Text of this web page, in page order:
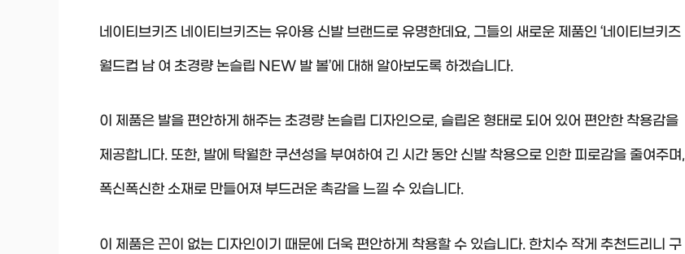
네이티브키즈 네이티브키즈는 유아용 신발 브랜드로 유명한데요, 그들의 새로운 제품인 ‘네이티브키즈
월드컵 남 여 초경량 논슬립 NEW 발 볼’에 대해 알아보도록 하겠습니다.
이 제품은 발을 편안하게 해주는 초경량 논슬립 디자인으로, 슬립온 형태로 되어 있어 편안한 착용감을
제공합니다. 또한, 발에 탁월한 쿠션성을 부여하여 긴 시간 동안 신발 착용으로 인한 피로감을 줄여주며,
폭신폭신한 소재로 만들어져 부드러운 촉감을 느낄 수 있습니다.
이 제품은 끈이 없는 디자인이기 때문에 더욱 편안하게 착용할 수 있습니다. 한치수 작게 추천드리니 구